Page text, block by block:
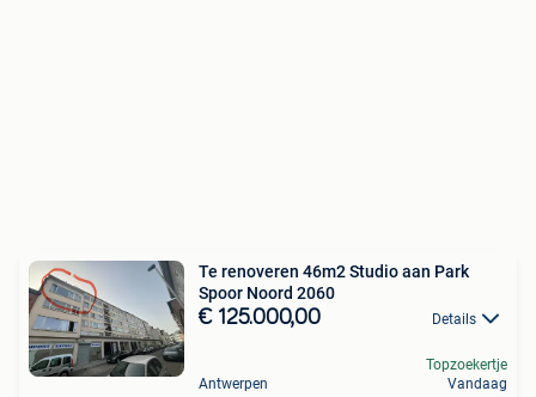
Te renoveren 46m2 Studio aan Park
Spoor Noord 2060
€ 125.000,00 Details
Antwerpen
Topzoekertje
Vandaag